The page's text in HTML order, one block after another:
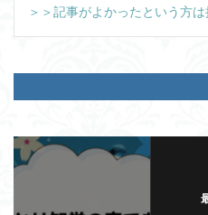
＞＞記事がよかったという方